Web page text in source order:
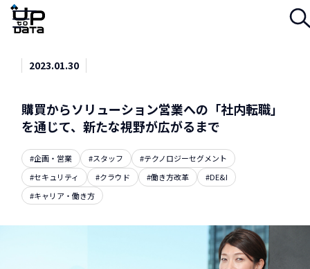
Menu
2023.01.30
購買からソリューション営業への「社内転職」
を通じて、新たな視野が広がるまで
#企画・営業 #スタッフ
#テクノロジーセグメント
#セキュリティ
#クラウド #働き方改革
#DE&I
#キャリア・働き方